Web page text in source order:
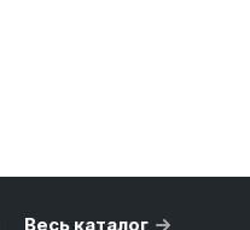
Весь каталог